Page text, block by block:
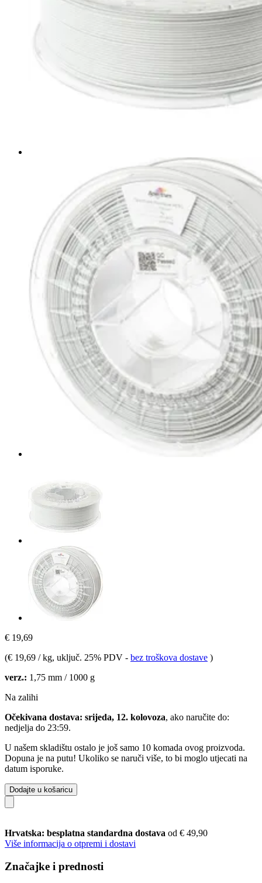
€ 19,69
(€ 19,69 / kg, uključ. 25% PDV - bez troškova dostave )
verz.: 1,75 mm / 1000 g
Na zalihi
Očekivana dostava: srijeda, 12. kolovoza, ako naručite do:
nedjelja do 23:59.
U našem skladištu ostalo je još samo 10 komada ovog proizvoda.
Dopuna je na putu! Ukoliko se naruči više, to bi moglo utjecati na
datum isporuke.
Dodajte u košaricu
Hrvatska: besplatna standardna dostava od € 49,90
Više informacija o otpremi i dostavi
Značajke i prednosti